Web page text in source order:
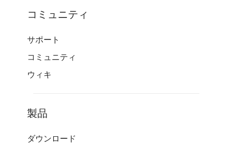
コミュニティ
サポート
コミュニティ
ウィキ
製品
ダウンロード